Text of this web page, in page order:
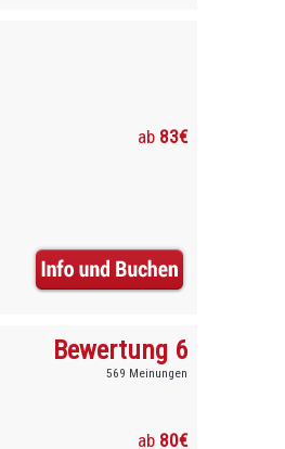
ab 83€
Bewertung 6
569 Meinungen
ab 80€